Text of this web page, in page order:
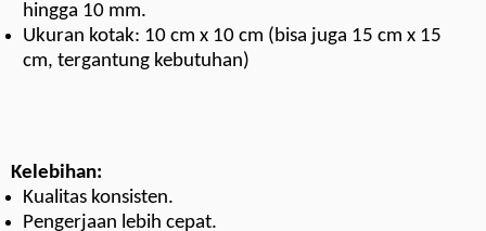
hingga 10 mm.
Ukuran kotak: 10 cm x 10 cm (bisa juga 15 cm x 15
cm, tergantung kebutuhan)
Kelebihan:
Kualitas konsisten.
Pengerjaan lebih cepat.